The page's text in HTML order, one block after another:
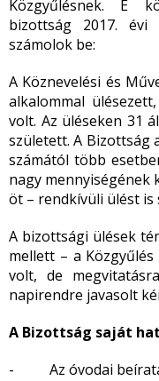
Közgyűlésnek. E
bizottság 2017. évi
számolok be:
A Köznevelési és
alkalommal
volt. Az üléseken 31
született. A Bizottság
számától több
nagy mennyiségének
öt – rendkívüli ülést
A bizottsági ülések
mellett – a
volt, de
napirendre javasolt
A Bizottság saját
- Az óvodai